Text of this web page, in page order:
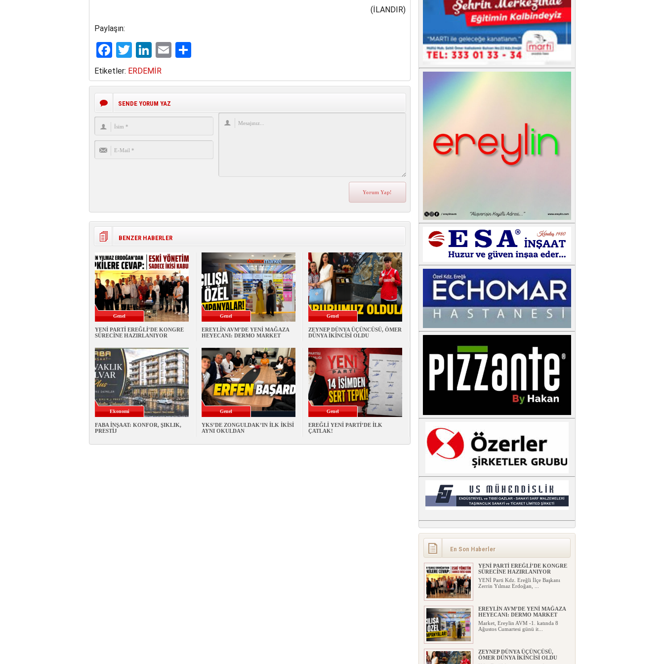
(İLANDIR)
Paylaşın:
Facebook
Twitter
LinkedIn
Email
Etiketler: ERDEMİR
SENDE YORUM YAZ
BENZER HABERLER
Genel
YENİ PARTİ EREĞLİ’DE KONGRE
SÜRECİNE HAZIRLANIYOR
Genel
EREYLİN AVM’DE YENİ MAĞAZA
HEYECANI: DERMO MARKET
Genel
ZEYNEP DÜNYA ÜÇÜNCÜSÜ, ÖMER
DÜNYA İKİNCİSİ OLDU
Ekonomi
FABA İNŞAAT: KONFOR, ŞIKLIK,
PRESTİJ
Genel
YKS’DE ZONGULDAK’IN İLK İKİSİ
AYNI OKULDAN
Genel
EREĞLİ YENİ PARTİ’DE İLK
ÇATLAK!
En Son Haberler
YENİ PARTİ EREĞLİ’DE KONGRE
SÜRECİNE HAZIRLANIYOR
YENİ Parti Kdz. Ereğli İlçe Başkanı
Zerrin Yılmaz Erdoğan, ...
EREYLİN AVM’DE YENİ MAĞAZA
HEYECANI: DERMO MARKET
Market, Ereylin AVM -1. katında 8
Ağustos Cumartesi günü it...
ZEYNEP DÜNYA ÜÇÜNCÜSÜ,
ÖMER DÜNYA İKİNCİSİ OLDU